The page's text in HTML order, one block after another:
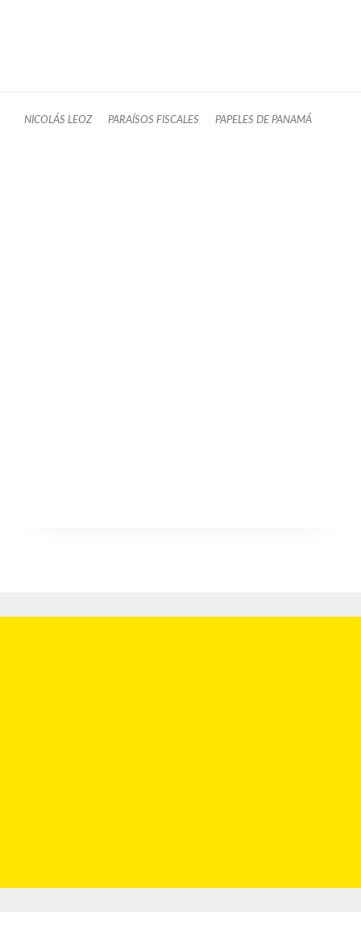
NICOLÁS LEOZ PARAÍSOS FISCALES PAPELES DE PANAMÁ